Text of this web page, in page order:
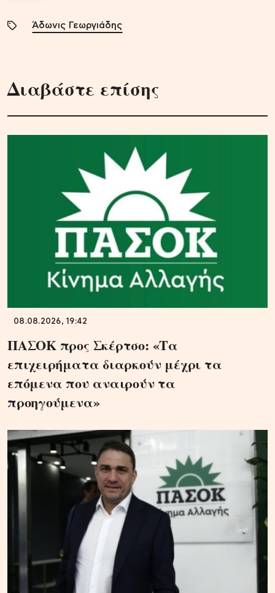
Άδωνις Γεωργιάδης
Διαβάστε επίσης
08.08.2026, 19:42
ΠΑΣΟΚ προς Σκέρτσο: «Τα
επιχειρήματα διαρκούν μέχρι τα
επόμενα που αναιρούν τα
προηγούμενα»